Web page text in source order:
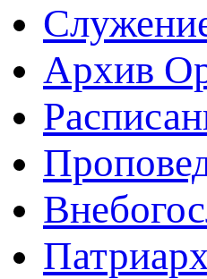
Архив